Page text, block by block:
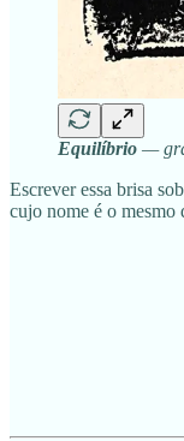
Equilíbrio —
Escrever essa brisa
cujo nome é o mesmo